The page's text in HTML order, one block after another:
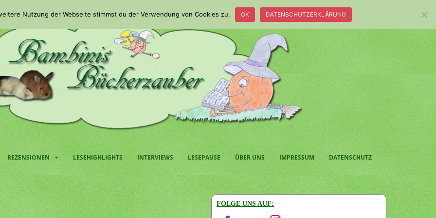
REZENSIONEN LESEHIGHLIGHTS INTERVIEWS LESEPAUSE ÜBER UNS IMPRESSUM DATENSCHUTZ
FOLGE UNS AUF:
Nutzung der Webseite stimmst du der Verwendung von Cookies zu. OK DATENSCHUTZERKLÄRUNG